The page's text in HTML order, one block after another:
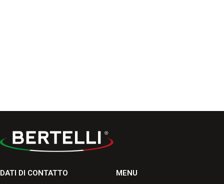
DATI DI CONTATTO MENU